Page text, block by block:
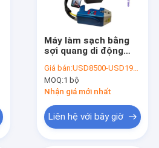
Máy làm sạch bằng
sợi quang di động
tia laser mini 100w
Giá bán:USD8500-USD19500
MOQ:1 bộ
Nhận giá mới nhất
Liên hệ với bây giờ